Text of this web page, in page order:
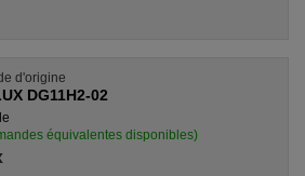
d'origine
DG11H2-02
équivalentes disponibles)